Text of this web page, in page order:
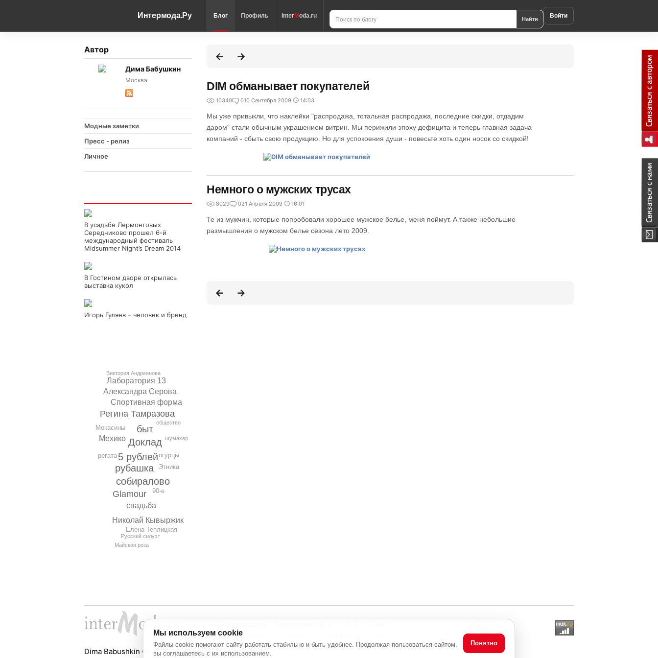
Интермода.Ру Блог Профиль InterModa.ru Найти Войти
Автор
Дима Бабушкин
Москва
Модные заметки
Пресс - релиз
Личное
В усадьбе Лермонтовых
Середниково прошел 6-й
международный фестиваль
Midsummer Night’s Dream 2014
В Гостином дворе открылась
выставка кукол
Игорь Гуляев – человек и бренд
5 рублей
рубашка
Доклад
собиралово
быт
Регина Тамразова
Glamour
свадьба
Спортивная форма
Николай Кывыржик
Александра Серова
Мехико
Лаборатория 13
Елена Теплицкая
Мокасины
Этника
огурцы
регата
90-е
Виктория Андреянова
шумахер
Русский силуэт
общество
Майская роза
DIM обманывает покупателей
10340 010 Сентября 2009 14:03
Мы уже привыкли, что наклейки "распродажа, тотальная распродажа, последние скидки, отдадим
даром" стали обычным украшением витрин. Мы перижили эпоху дефицита и теперь главная задача
компаний - сбыть свою продукцию. Но для успокоения души - повесьте хоть один носок со скидкой!
Немного о мужских трусах
8029 021 Апреля 2009 16:01
Те из мужчин, которые попробовали хорошее мужское белье, меня поймут. А также небольшие
размышления о мужском белье сезона лето 2009.
Dima Babushkin © 2000 - 2026
с активной ссылкой на источник
Мы используем cookie
Файлы cookie помогают сайту работать стабильно и быть удобнее. Продолжая пользоваться сайтом,
вы соглашаетесь с их использованием.
Понятно